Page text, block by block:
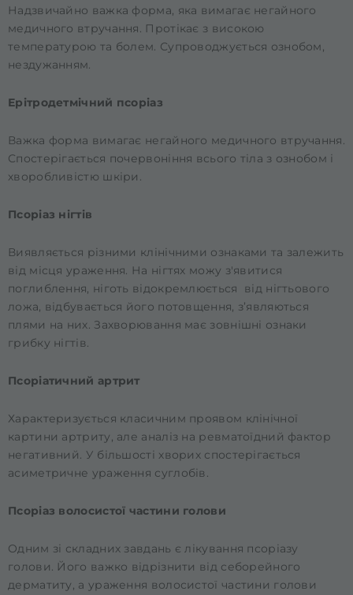
Надзвичайно важка форма, яка вимагає негайного
медичного втручання. Протікає з високою
температурою та болем. Супроводжується ознобом,
нездужанням.
Ерітродетмічний псоріаз
Важка форма вимагає негайного медичного втручання.
Спостерігається почервоніння всього тіла з ознобом і
хворобливістю шкіри.
Псоріаз нігтів
Виявляється різними клінічними ознаками та залежить
від місця ураження. На нігтях можу з'явитися
поглиблення, ніготь відокремлюється від нігтьового
ложа, відбувається його потовщення, з’являються
плями на них. Захворювання має зовнішні ознаки
грибку нігтів.
Псоріатичний артрит
Характеризується класичним проявом клінічної
картини артриту, але аналіз на ревматоїдний фактор
негативний. У більшості хворих спостерігається
асиметричне ураження суглобів.
Псоріаз волосистої частини голови
Одним зі складних завдань є лікування псоріазу
голови. Його важко відрізнити від себорейного
дерматиту, а ураження волосистої частини голови